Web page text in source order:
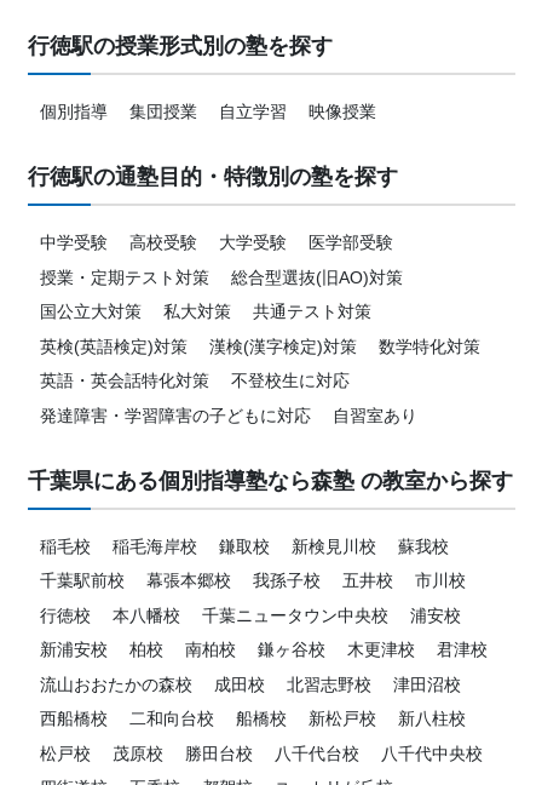
行徳駅の授業形式別の塾を探す
個別指導 集団授業 自立学習 映像授業
行徳駅の通塾目的・特徴別の塾を探す
中学受験 高校受験 大学受験
医学部受験
授業・定期テスト対策
総合型選抜(旧AO)対策
国公立大対策
私大対策
共通テスト対策
英検(英語検定)対策
漢検(漢字検定)対策
数学特化対策
英語・英会話特化対策
不登校生に対応
発達障害・学習障害の子どもに対応
自習室あり
千葉県にある個別指導塾なら森塾 の教室から探す
稲毛校 稲毛海岸校 鎌取校 新検見川校
蘇我校
千葉駅前校
幕張本郷校 我孫子校 五井校
市川校
行徳校
本八幡校 千葉ニュータウン中央校
浦安校
新浦安校
柏校 南柏校 鎌ヶ谷校 木更津校
君津校
流山おおたかの森校
成田校 北習志野校
津田沼校
西船橋校
二和向台校 船橋校 新松戸校
新八柱校
松戸校
茂原校 勝田台校 八千代台校
八千代中央校